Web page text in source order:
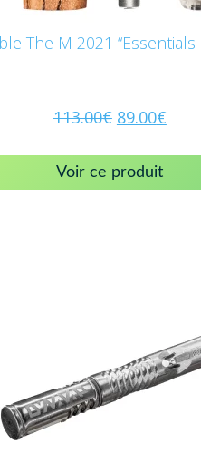
The M 2021 “Essentials
113.00€ 89.00€
Voir ce produit